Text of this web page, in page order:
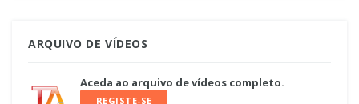
ARQUIVO DE VÍDEOS
Aceda ao arquivo de vídeos completo.
REGISTE-SE